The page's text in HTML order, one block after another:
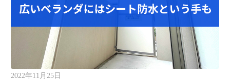
2022年11月25日